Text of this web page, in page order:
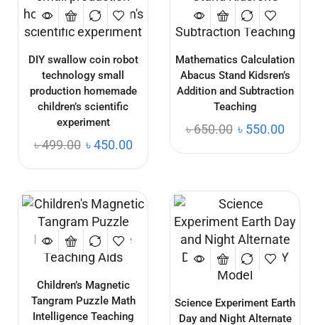
DIY swallow coin robot
technology small
production homemade
children’s scientific
experiment
৳499.00 ৳450.00
Mathematics Calculation
Abacus Stand Kidsren’s
Addition and Subtraction
Teaching
৳650.00 ৳ 550.00
Children’s Magnetic
Tangram Puzzle Math
Intelligence Teaching
Science Experiment Earth
Day and Night Alternate